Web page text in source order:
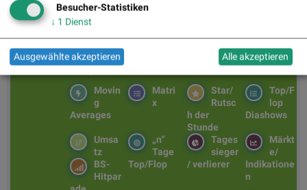
Wiener Börse Party #1215: ATX fester, Bajaj Mobility
Aktie der Stunde, KHS mag WLTR, offene Fragen bei
Fitgroup
BSNgine
Top/F
lop
Diashows
Star/
Rutsc
h der
Stunde
Matri
x
Movin
g
Averages
Märkt
e/
Indikatione
n
Tages
sieger
/ verlierer
„n“
Tage
Top/Flop
Umsa
tz
BS-
Hitpar
Besucher-Statistiken
↓ 1 Dienst
Ausgewählte akzeptieren Alle akzeptieren